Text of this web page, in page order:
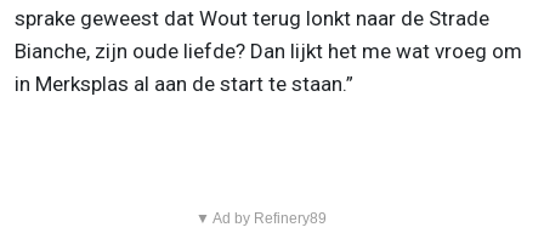
sprake geweest dat Wout terug lonkt naar de Strade
Bianche, zijn oude liefde? Dan lijkt het me wat vroeg om
in Merksplas al aan de start te staan.”
▼ Ad by Refinery89